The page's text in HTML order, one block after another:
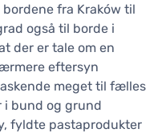
fra Kraków til
også til borde i
der er tale om en
eftersyn
meget til fælles
i bund og grund
fyldte pastaprodukter